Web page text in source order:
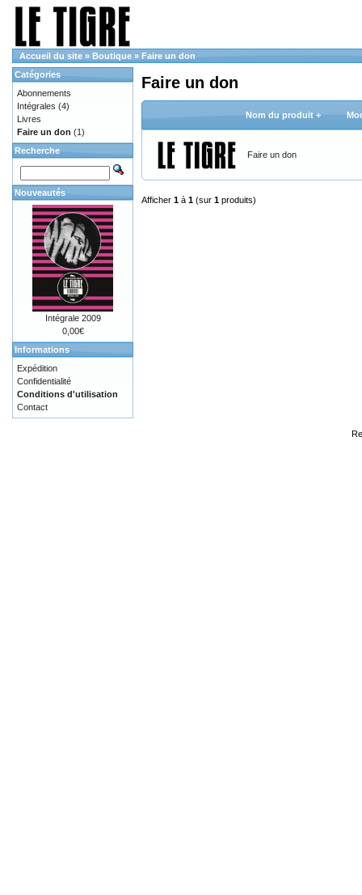
Accueil du site » Boutique » Faire un don
Faire un don
Nom du produit +
Faire un don
Afficher 1 à 1 (sur 1 produits)
Catégories
Abonnements
Intégrales (4)
Livres
Faire un don (1)
Recherche
Nouveautés
Intégrale 2009
0,00€
Informations
Expédition
Confidentialité
Conditions d'utilisation
Contact